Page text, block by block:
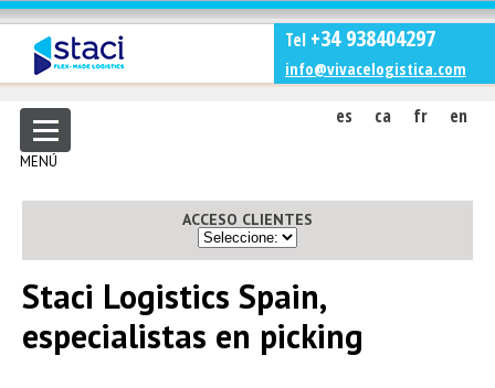
MENÚ
Tel +34 938404297
info@vivacelogistica.com
es ca fr en
ACCESO CLIENTES
Staci Logistics Spain,
especialistas en picking